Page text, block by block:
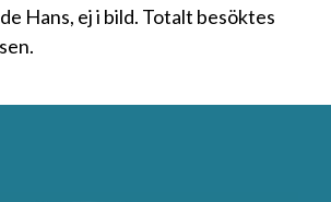
Hans, ej i bild. Totalt besöktes